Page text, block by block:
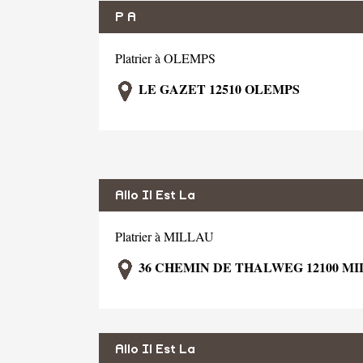
P A
Platrier à OLEMPS
LE GAZET 12510 OLEMPS
Allo Il Est La
Platrier à MILLAU
36 CHEMIN DE THALWEG 12100
Allo Il Est La